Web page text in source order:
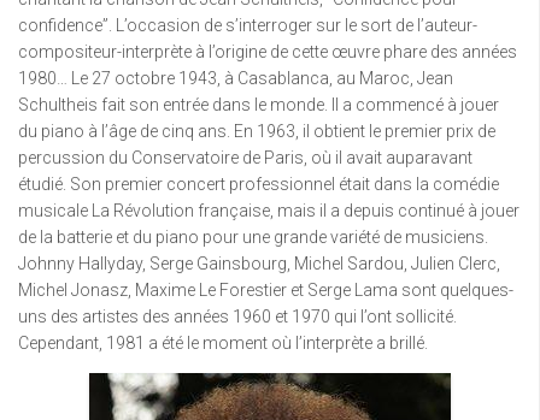
confidence”. L’occasion de s’interroger sur le sort de l’auteur-
compositeur-interprète à l’origine de cette œuvre phare des années
1980… Le 27 octobre 1943, à Casablanca, au Maroc, Jean
Schultheis fait son entrée dans le monde. Il a commencé à jouer
du piano à l’âge de cinq ans. En 1963, il obtient le premier prix de
percussion du Conservatoire de Paris, où il avait auparavant
étudié. Son premier concert professionnel était dans la comédie
musicale La Révolution française, mais il a depuis continué à jouer
de la batterie et du piano pour une grande variété de musiciens.
Johnny Hallyday, Serge Gainsbourg, Michel Sardou, Julien Clerc,
Michel Jonasz, Maxime Le Forestier et Serge Lama sont quelques-
uns des artistes des années 1960 et 1970 qui l’ont sollicité.
Cependant, 1981 a été le moment où l’interprète a brillé.